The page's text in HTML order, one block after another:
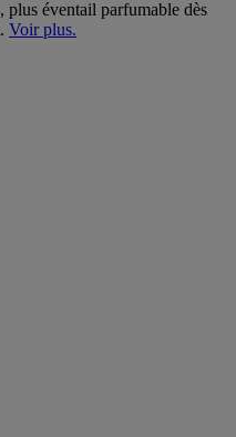
plus éventail parfumable dès
Voir plus.